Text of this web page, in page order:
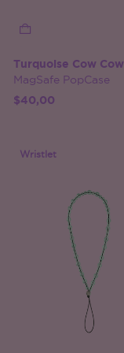
Turquoise Cow Cow
MagSafe PopCase
$40,00
Wristlet